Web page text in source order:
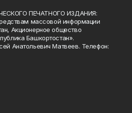
ПЕЧАТНОГО ИЗДАНИЯ:
массовой информации
Акционерное общество
Башкортостан».
Анатольевич Матвеев. Телефон: